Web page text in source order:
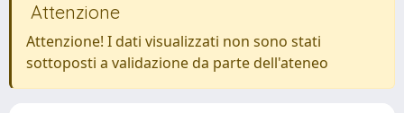
Attenzione
Attenzione! I dati visualizzati non sono stati
sottoposti a validazione da parte dell'ateneo